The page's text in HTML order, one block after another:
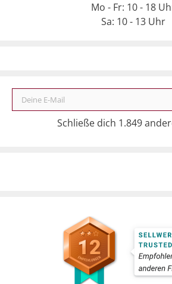
Mo - Fr: 10 - 18
Sa: 10 - 13 Uhr
Deine E-Mail
Schließe dich 1.849